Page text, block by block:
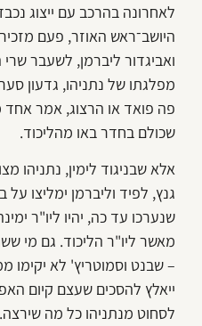
לאחרונה בהרכב עם ייצוג
היושב־ראש האוזר, פעם
ואביגדור ליברמן, לשעבר שרי
מפלגתו של נתניהו, גדעון
פה פואד או הרצוג, אמר אחד
שכולם בחדר באו מהליכוד.
אלא שבניגוד לימין, נתניהו
גנץ, לפיד וליברמן ימליצו
שנערכו עד כה, יהיו ליו"ר
מאשר ליו"ר הליכוד. גם מי
– שבנט וסמוטריץ' לא יקימו
ייאלץ להסכים שעצם קיום
לסחוט מנתניהו כל מה